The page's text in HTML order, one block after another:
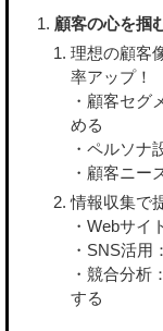
顧客の心を掴
理想の顧客
率アップ！
・顧客セグ
める
・ペルソナ
・顧客ニー
情報収集で
・Webサイ
・SNS活用
・競合分析
する